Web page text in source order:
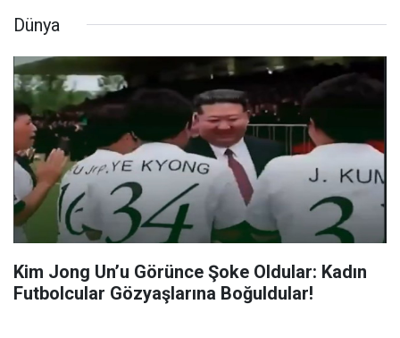
Dünya
Kim Jong Un’u Görünce Şoke Oldular: Kadın
Futbolcular Gözyaşlarına Boğuldular!